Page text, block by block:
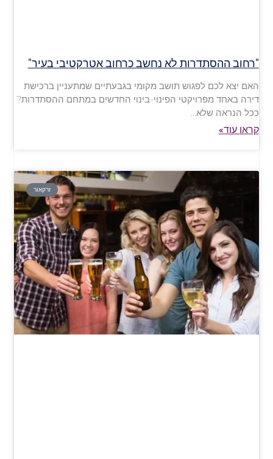
"רחוב ההסתדרות לא נחשב כרחוב אטרקטיבי בעיר"
האם יצא לכם לפגוש תושב מקומי בגבעתיים שמתעניין ברכישת
דירה באחד מפרויקטי הפינוי-בינוי החדשים במתחם ההסתדרות?
ככל הנראה שלא…
קראו עוד»
זרקאור